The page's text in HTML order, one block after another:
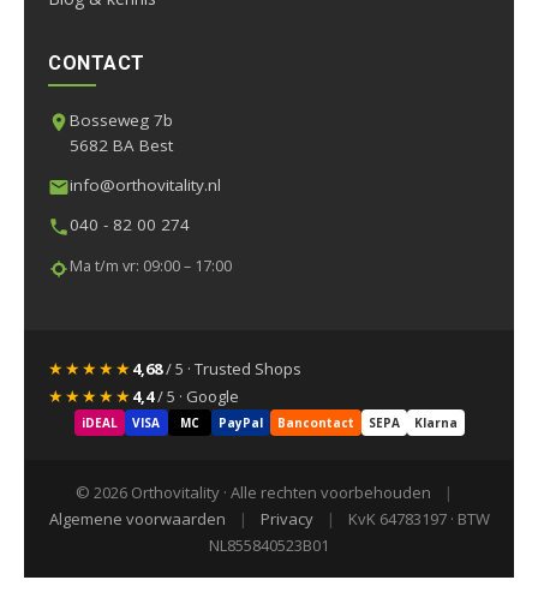
CONTACT
Bosseweg 7b
5682 BA Best
info@orthovitality.nl
040 - 82 00 274
Ma t/m vr: 09:00 – 17:00
★★★★★4,68/ 5 · Trusted Shops
★★★★★4,4/ 5 · Google
iDEAL VISA MC PayPal Bancontact SEPA Klarna
© 2026 Orthovitality · Alle rechten voorbehouden
|
Algemene voorwaarden
| Privacy |
KvK 64783197 · BTW
NL855840523B01